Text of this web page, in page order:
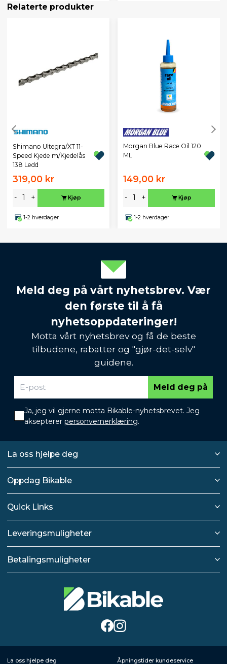
Relaterte produkter
Shimano Ultegra/XT 11-
Speed Kjede m/Kjedelås
138 Ledd
319,00 kr
- + Kjøp
1-2 hverdager
Morgan Blue Race Oil 120
ML
149,00 kr
- + Kjøp
1-2 hverdager
Meld deg på vårt nyhetsbrev. Vær
den første til å få
nyhetsoppdateringer!
Motta vårt nyhetsbrev og få de beste
tilbudene, rabatter og "gjør-det-selv"
guidene.
Meld deg på
Ja, jeg vil gjerne motta Bikable-nyhetsbrevet. Jeg
aksepterer personvernerklæring.
La oss hjelpe deg
Oppdag Bikable
Quick Links
Leveringsmuligheter
Betalingsmuligheter
La oss hjelpe deg Åpningstider kundeservice